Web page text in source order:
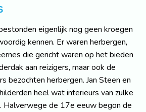
eigenlijk nog geen kroegen
kennen. Er waren herbergen,
die gericht waren op het bieden
aan reizigers, maar ook de
bezochten herbergen. Jan Steen en
heel wat interieurs van zulke
Halverwege de 17e eeuw begon de